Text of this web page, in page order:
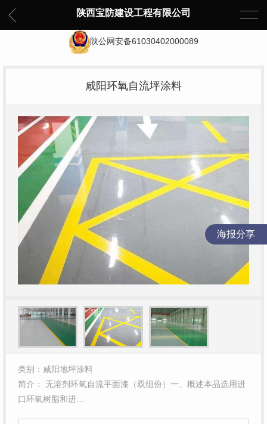
陕西宝防建设工程有限公司
陕公网安备61030402000089
咸阳环氧自流坪涂料
类别：咸阳地坪涂料
简介： 无溶剂环氧自流平面漆（双组份）一、概述本品选用进
口环氧树脂和进…
海报分享